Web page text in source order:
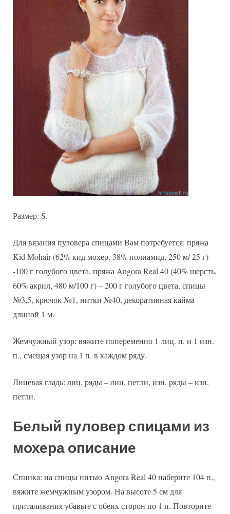
Размер: S.
Для вязания пуловера спицами Вам потребуется: пряжа
Kid Mohair (62% кид мохер, 38% полиамид, 250 м/ 25 г)
-100 г голубого цвета, пряжа Angora Real 40 (40% шерсть,
60% акрил, 480 м/100 г) – 200 г голубого цвета, спицы
№3,5, крючок №1, нитки №40, декоративная кайма
длиной 1 м.
Жемчужный узор: вяжите попеременно 1 лиц. п. и 1 изн.
п., смещая узор на 1 п. в каждом ряду.
Лицевая гладь: лиц. ряды – лиц. петли, изн. ряды – изн.
петли.
Белый пуловер спицами из
мохера описание
Спинка: на спицы нитью Angora Real 40 наберите 104 п.,
вяжите жемчужным узором. На высоте 5 см для
приталивания убавьте с обеих сторон по 1 п. Повторите